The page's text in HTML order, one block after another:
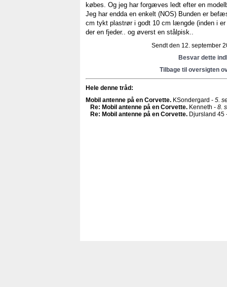
købes. Og jeg har forgæves ledt efter en
Jeg har endda en enkelt (NOS) Bunden er
cm tykt plastrør i godt 10 cm længde (inden i er
der en fjeder.. og øverst en stålpisk..
Sendt den 12. september
Besvar dette
Tilbage til oversigten
Hele denne tråd:
Mobil antenne på en Corvette. KSondergard - 5.
Re: Mobil antenne på en Corvette. Kenneth - 8.
Re: Mobil antenne på en Corvette. Djursland 45